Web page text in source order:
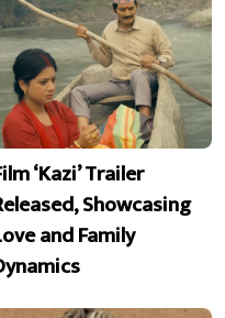
‘Kazi’ Trailer
Showcasing
and Family